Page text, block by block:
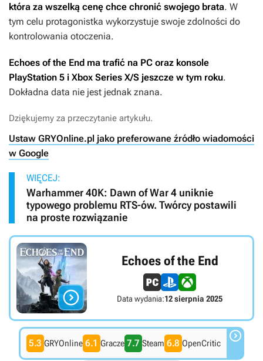
która za wszelką cenę chce chronić swojego brata. W
tym celu protagonistka wykorzystuje swoje zdolności do
kontrolowania otoczenia.
Echoes of the End ma trafić na PC oraz konsole
PlayStation 5 i Xbox Series X/S jeszcze w tym roku.
Dokładna data nie jest jednak znana.
Dziękujemy za przeczytanie artykułu.
Ustaw GRYOnline.pl jako preferowane źródło wiadomości
w Google
WIĘCEJ:
Warhammer 40K: Dawn of War 4 uniknie
typowego problemu RTS-ów. Twórcy postawili
na proste rozwiązanie

Echoes of the End
Data wydania:12 sierpnia 2025
5.3 GRYOnline 6.1 Gracze 7.7 Steam 6.8 OpenCritic 